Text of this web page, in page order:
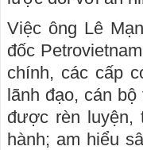
Việc ông Lê
đốc
chính, các cấp
lãnh đạo, cán
được rèn
hành; am hiểu